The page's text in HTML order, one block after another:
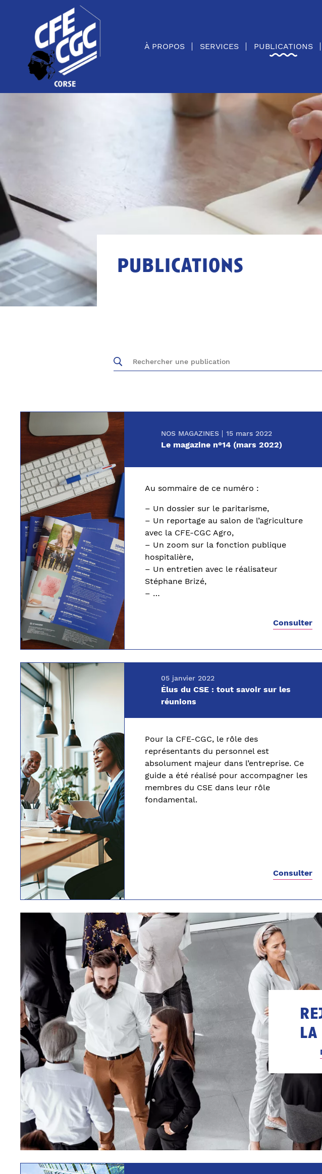
À PROPOS SERVICES PUBLICATIONS
publications
NOS MAGAZINES 15 mars 2022
Le magazine n°14 (mars 2022)
Au sommaire de ce numéro :
– Un dossier sur le paritarisme,
– Un reportage au salon de l’agriculture
avec la CFE-CGC Agro,
– Un zoom sur la fonction publique
hospitalière,
– Un entretien avec le réalisateur
Stéphane Brizé,
– …
Consulter
05 janvier 2022
Élus du CSE : tout savoir sur les
réunions
Pour la CFE-CGC, le rôle des
représentants du personnel est
absolument majeur dans l’entreprise. Ce
guide a été réalisé pour accompagner les
membres du CSE dans leur rôle
fondamental.
Consulter
la
Panneau de gestion des cookies